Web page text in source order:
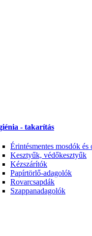
- takarítás
Érintésmentes mosdók és
Kesztyűk, védőkesztyűk
Kézszárítók
Papírtörlő-adagolók
Rovarcsapdák
Szappanadagolók